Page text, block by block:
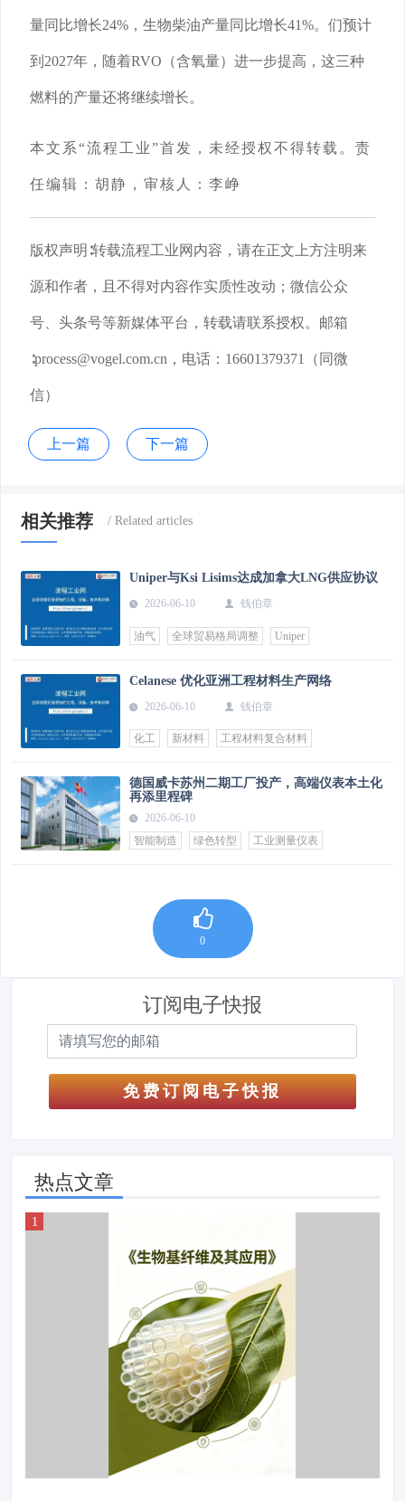
量同比增长24%，生物柴油产量同比增长41%。们预计
到2027年，随着RVO（含氧量）进一步提高，这三种
燃料的产量还将继续增长。
本文系“流程工业”首发，未经授权不得转载。责
任编辑：胡静，审核人：李峥
版权声明 ∶转载流程工业网内容，请在正文上方注明来
源和作者，且不得对内容作实质性改动；微信公众
号、头条号等新媒体平台，转载请联系授权。邮箱
∶process@vogel.com.cn，电话：16601379371（同微
信）
上一篇 下一篇
相关推荐
Uniper与Ksi Lisims达成加拿大LNG供应协议
2026-06-10 钱伯章
油气 全球贸易格局调整 Uniper
Celanese 优化亚洲工程材料生产网络
2026-06-10 钱伯章
化工 新材料 工程材料复合材料
德国威卡苏州二期工厂投产，高端仪表本土化
再添里程碑
2026-06-10
智能制造
绿色转型 工业测量仪表
0
订阅电子快报
免费订阅电子快报
热点文章